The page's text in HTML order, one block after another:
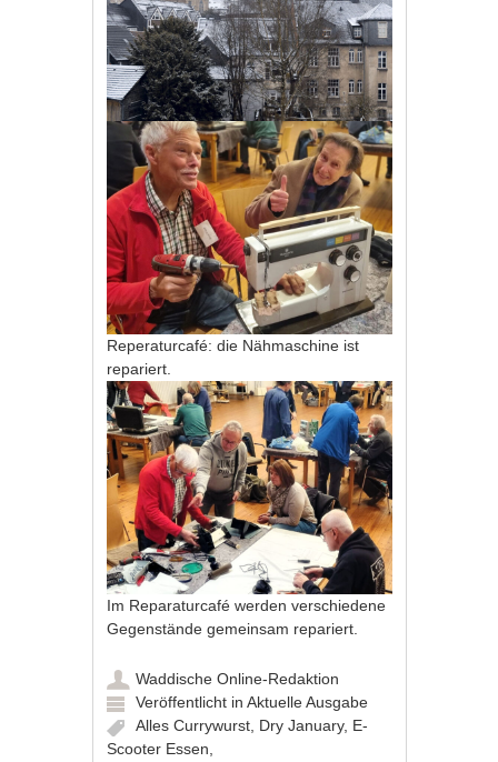
Reperaturcafé: die Nähmaschine ist
repariert.
Im Reparaturcafé werden verschiedene
Gegenstände gemeinsam repariert.
Waddische Online-Redaktion
Veröffentlicht inAktuelle Ausgabe
Alles Currywurst Dry January, E-
Scooter Essen